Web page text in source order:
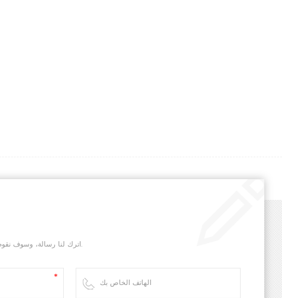
اترك لنا رسالة، وسوف نقوم بالرد عليك في أسرع وقت ممكن.